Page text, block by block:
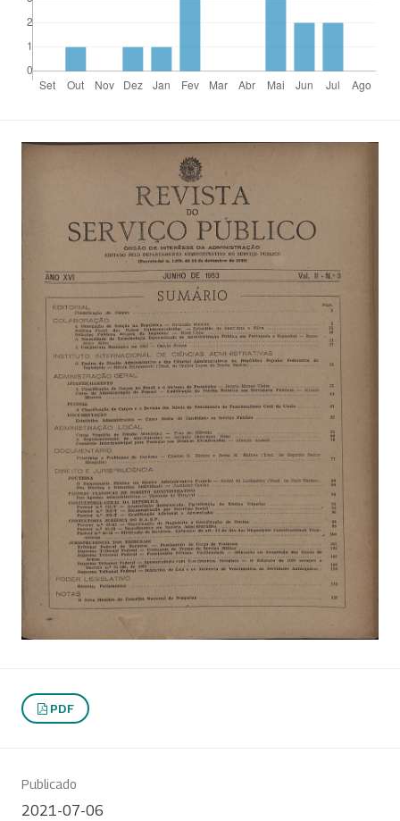
PDF
Publicado
2021-07-06